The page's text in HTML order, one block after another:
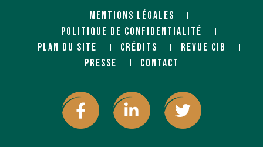
MENTIONS LÉGALES
POLITIQUE DE CONFIDENTIALITÉ
PLAN DU SITE
CRÉDITS
REVUE CIB
PRESSE
CONTACT